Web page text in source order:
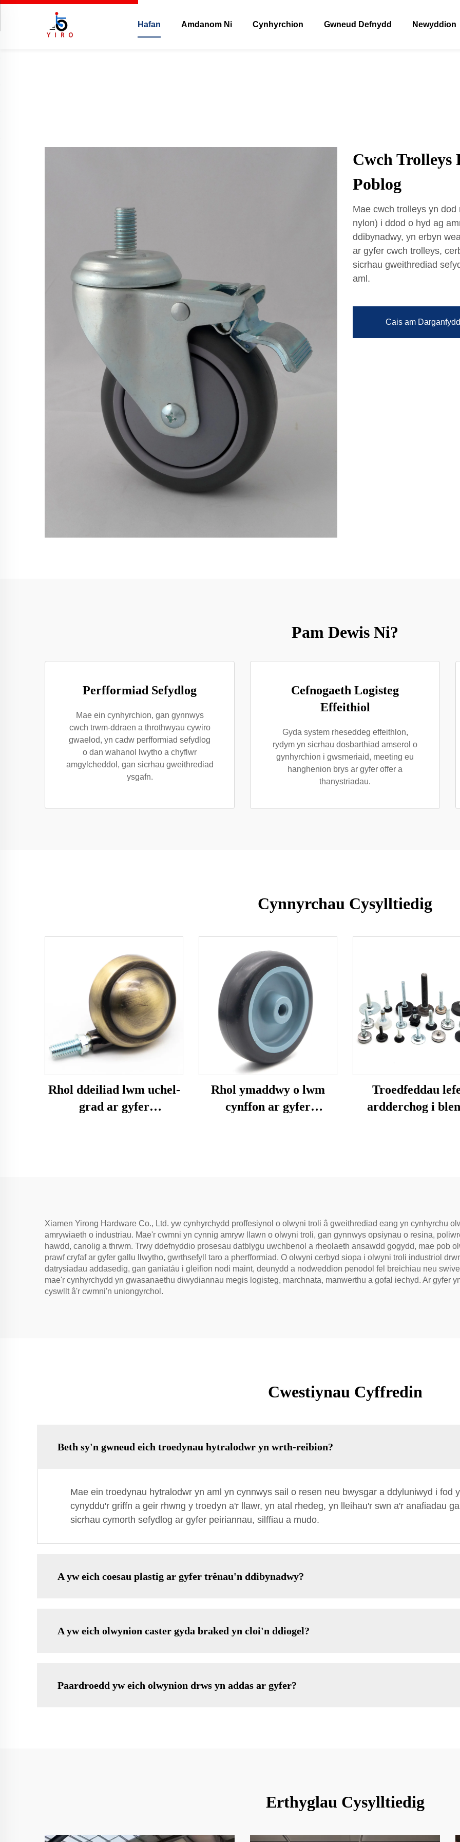
Hafan Amdanom Ni Cynhyrchion Gwneud Defnydd Newyddion
Cwch Trolleys
Poblog
Mae cwch trolleys yn
nylon) i ddod o hyd ag
ddibynadwy, yn erbyn
ar gyfer cwch trolleys,
sicrhau gweithrediad
aml.
Cais am
Pam Dewis Ni?
Perfformiad Sefydlog
Mae ein cynhyrchion, gan gynnwys
cwch trwm-ddraen a throthwyau cywiro
gwaelod, yn cadw perfformiad sefydlog
o dan wahanol lwytho a chyflwr
amgylcheddol, gan sicrhau gweithrediad
ysgafn.
Cefnogaeth Logisteg
Effeithiol
Gyda system rheseddeg effeithlon,
rydym yn sicrhau dosbarthiad amserol o
gynhyrchion i gwsmeriaid, meeting eu
hanghenion brys ar gyfer offer a
thanystriadau.
Cynnyrchau Cysylltiedig
Rhol ddeiliad lwm uchel-
grad ar gyfer
Rhol ymaddwy o lwm
cynffon ar gyfer
Troedfeddau
ardderchog i
Xiamen Yirong Hardware Co., Ltd. yw cynhyrchydd proffesiynol o olwyni troli â gweithrediad eang yn cynhyrchu
amrywiaeth o industriau. Mae'r cwmni yn cynnig amryw llawn o olwyni troli, gan gynnwys opsiynau o resina,
hawdd, canolig a thrwm. Trwy ddefnyddio prosesau datblygu uwchbenol a rheolaeth ansawdd gogydd, mae pob
prawf cryfaf ar gyfer gallu llwytho, gwrthsefyll taro a pherfformiad. O olwyni cerbyd siopa i olwyni troli industriol
datrysiadau addasedig, gan ganiatáu i gleifion nodi maint, deunydd a nodweddion penodol fel breichiau neu
mae'r cynhyrchydd yn gwasanaethu diwydiannau megis logisteg, marchnata, manwerthu a gofal iechyd. Ar gyfer
cyswllt â'r cwmni'n uniongyrchol.
Cwestiynau Cyffredin
Beth sy'n gwneud eich troedynau hytralodwr yn wrth-reibion?
Mae ein troedynau hytralodwr yn aml yn cynnwys sail o resen neu bwysgar a ddyluniwyd i fod
cynyddu'r griffn a geir rhwng y troedyn a'r llawr, yn atal rhedeg, yn lleihau'r swn a'r anafiadau
sicrhau cymorth sefydlog ar gyfer peiriannau, silffiau a mudo.
A yw eich coesau plastig ar gyfer trênau'n ddibynadwy?
A yw eich olwynion caster gyda braked yn cloi'n ddiogel?
Paardroedd yw eich olwynion drws yn addas ar gyfer?
Erthyglau Cysylltiedig